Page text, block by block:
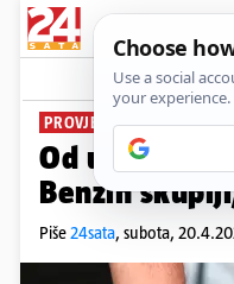
PROVJERITE CIJENE
Od utorka
Benzin
Piše24sata, subota,